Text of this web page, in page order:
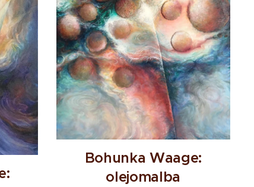
Bohunka Waage:
olejomalba